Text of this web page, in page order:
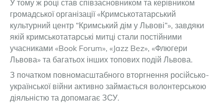
У тому ж році став співзасновником та керівником
громадської організації «Кримськотатарський
культурний центр “Кримський дім у Львові”», завдяки
якій кримськотатарські митці стали постійними
учасниками «Book Forum», «Jazz Bez», «Флюгери
Львова» та багатьох інших топових подій Львова.
З початком повномасштабного вторгнення російсько-
української війни активно займається волонтерською
діяльністю та допомагає ЗСУ.